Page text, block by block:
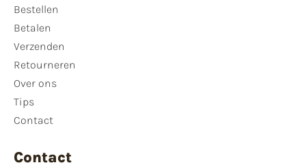
Bestellen
Betalen
Verzenden
Retourneren
Over ons
Tips
Contact
Contact